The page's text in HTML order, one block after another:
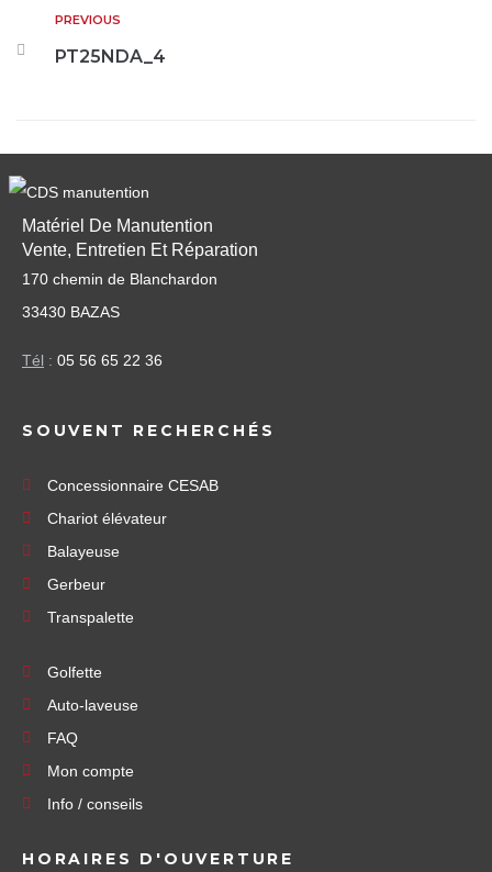
PREVIOUS
PT25NDA_4
Matériel De Manutention
Vente, Entretien Et Réparation
170 chemin de Blanchardon
33430 BAZAS
Tél : 05 56 65 22 36
SOUVENT RECHERCHÉS
Concessionnaire CESAB
Chariot élévateur
Balayeuse
Gerbeur
Transpalette
Golfette
Auto-laveuse
FAQ
Mon compte
Info / conseils
HORAIRES D'OUVERTURE